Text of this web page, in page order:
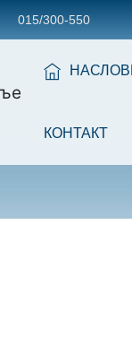
015/300-550
КОНТАКТ